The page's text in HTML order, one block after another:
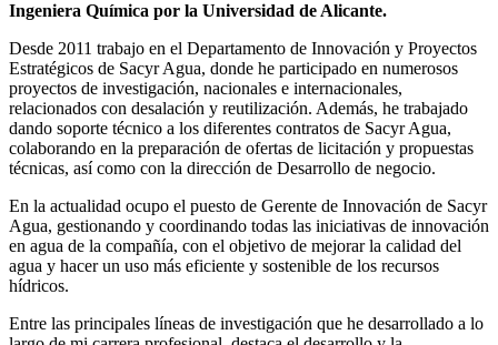
Ingeniera Química por la Universidad de Alicante.
Desde 2011 trabajo en el Departamento de Innovación y Proyectos
Estratégicos de Sacyr Agua, donde he participado en numerosos
proyectos de investigación, nacionales e internacionales,
relacionados con desalación y reutilización. Además, he trabajado
dando soporte técnico a los diferentes contratos de Sacyr Agua,
colaborando en la preparación de ofertas de licitación y propuestas
técnicas, así como con la dirección de Desarrollo de negocio.
En la actualidad ocupo el puesto de Gerente de Innovación de Sacyr
Agua, gestionando y coordinando todas las iniciativas de innovación
en agua de la compañía, con el objetivo de mejorar la calidad del
agua y hacer un uso más eficiente y sostenible de los recursos
hídricos.
Entre las principales líneas de investigación que he desarrollado a lo